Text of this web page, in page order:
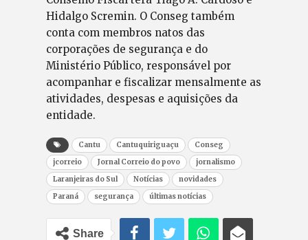
Hidalgo Scremin. O Conseg também
conta com membros natos das
corporações de segurança e do
Ministério Público, responsável por
acompanhar e fiscalizar mensalmente as
atividades, despesas e aquisições da
entidade.
Cantu Cantuquiriguaçu
Conseg
jcorreio
Jornal Correio do povo
jornalismo
Laranjeiras do Sul
Notícias
novidades
Paraná
segurança últimas notícias
Share